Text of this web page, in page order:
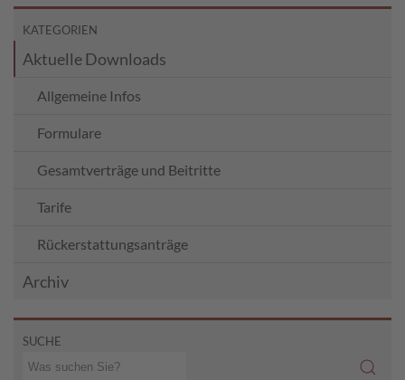
KATEGORIEN
Aktuelle Downloads
Allgemeine Infos
Formulare
Gesamtverträge und Beitritte
Tarife
Rückerstattungsanträge
Archiv
SUCHE